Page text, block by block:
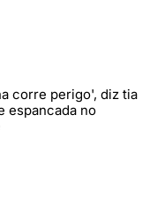
corre perigo', diz tia
espancada no